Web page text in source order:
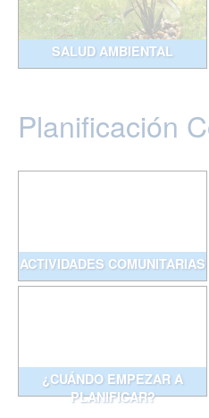
SALUD AMBIENTAL
Planificación
ACTIVIDADES COMUNITARIAS
¿CUÁNDO EMPEZAR A
PLANIFICAR?